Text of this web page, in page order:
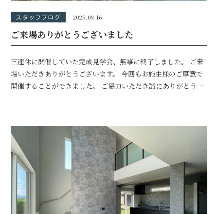
スタッフブログ 2025.09.16
ご来場ありがとうございました
三連休に開催していた完成見学会、無事に終了しました。 ご来
場いただきありがとうございます。 今回もお施主様のご厚意で
開催することができました。 ご協力いただき誠にありがとうご